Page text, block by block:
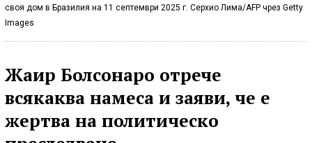
своя дом в Бразилия на 11 септември 2025 г. Серхио Лима/AFP чрез Getty
Images
Жаир Болсонаро отрече
всякаква намеса и заяви, че е
жертва на политическо